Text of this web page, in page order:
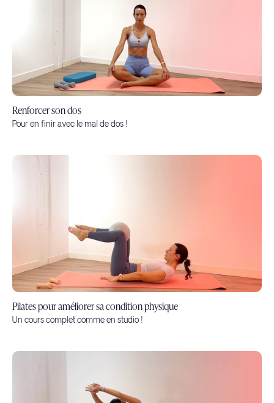
Renforcer son dos
Pour en finir avec le mal de dos !
Pilates pour améliorer sa condition physique
Un cours complet comme en studio !